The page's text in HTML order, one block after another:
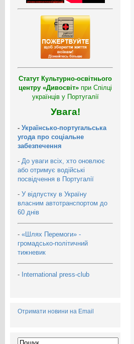
Статут Культурно-освітнього
центру «Дивосвіт» при Спілці
українців у Португалії
Увага!
- Українсько-португальська
угода про соціальне
забезпечення
- До уваги всіх, хто оновлює
або отримує водійські
посвідчення в Португалії
- У відпустку в Україну
власним автотранспортом до
60 днів
- «Шлях Перемоги» -
громадсько-політичний
тижневик
- International press-club
Отримати новини на Email